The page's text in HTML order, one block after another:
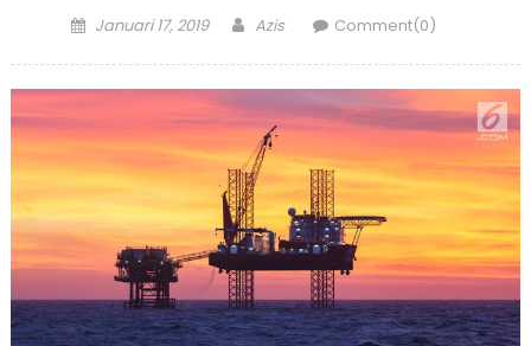
Posted
Januari 17, 2019 Author
Azis Comment(0)